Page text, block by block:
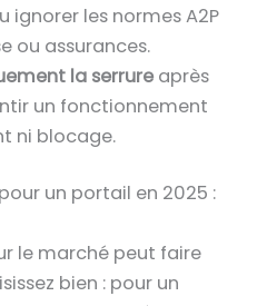
ignorer les normes A2P
ou assurances.
la serrureaprès
un fonctionnement
ni blocage.
un portail en 2025 :
le marché peut faire
bien : pour un